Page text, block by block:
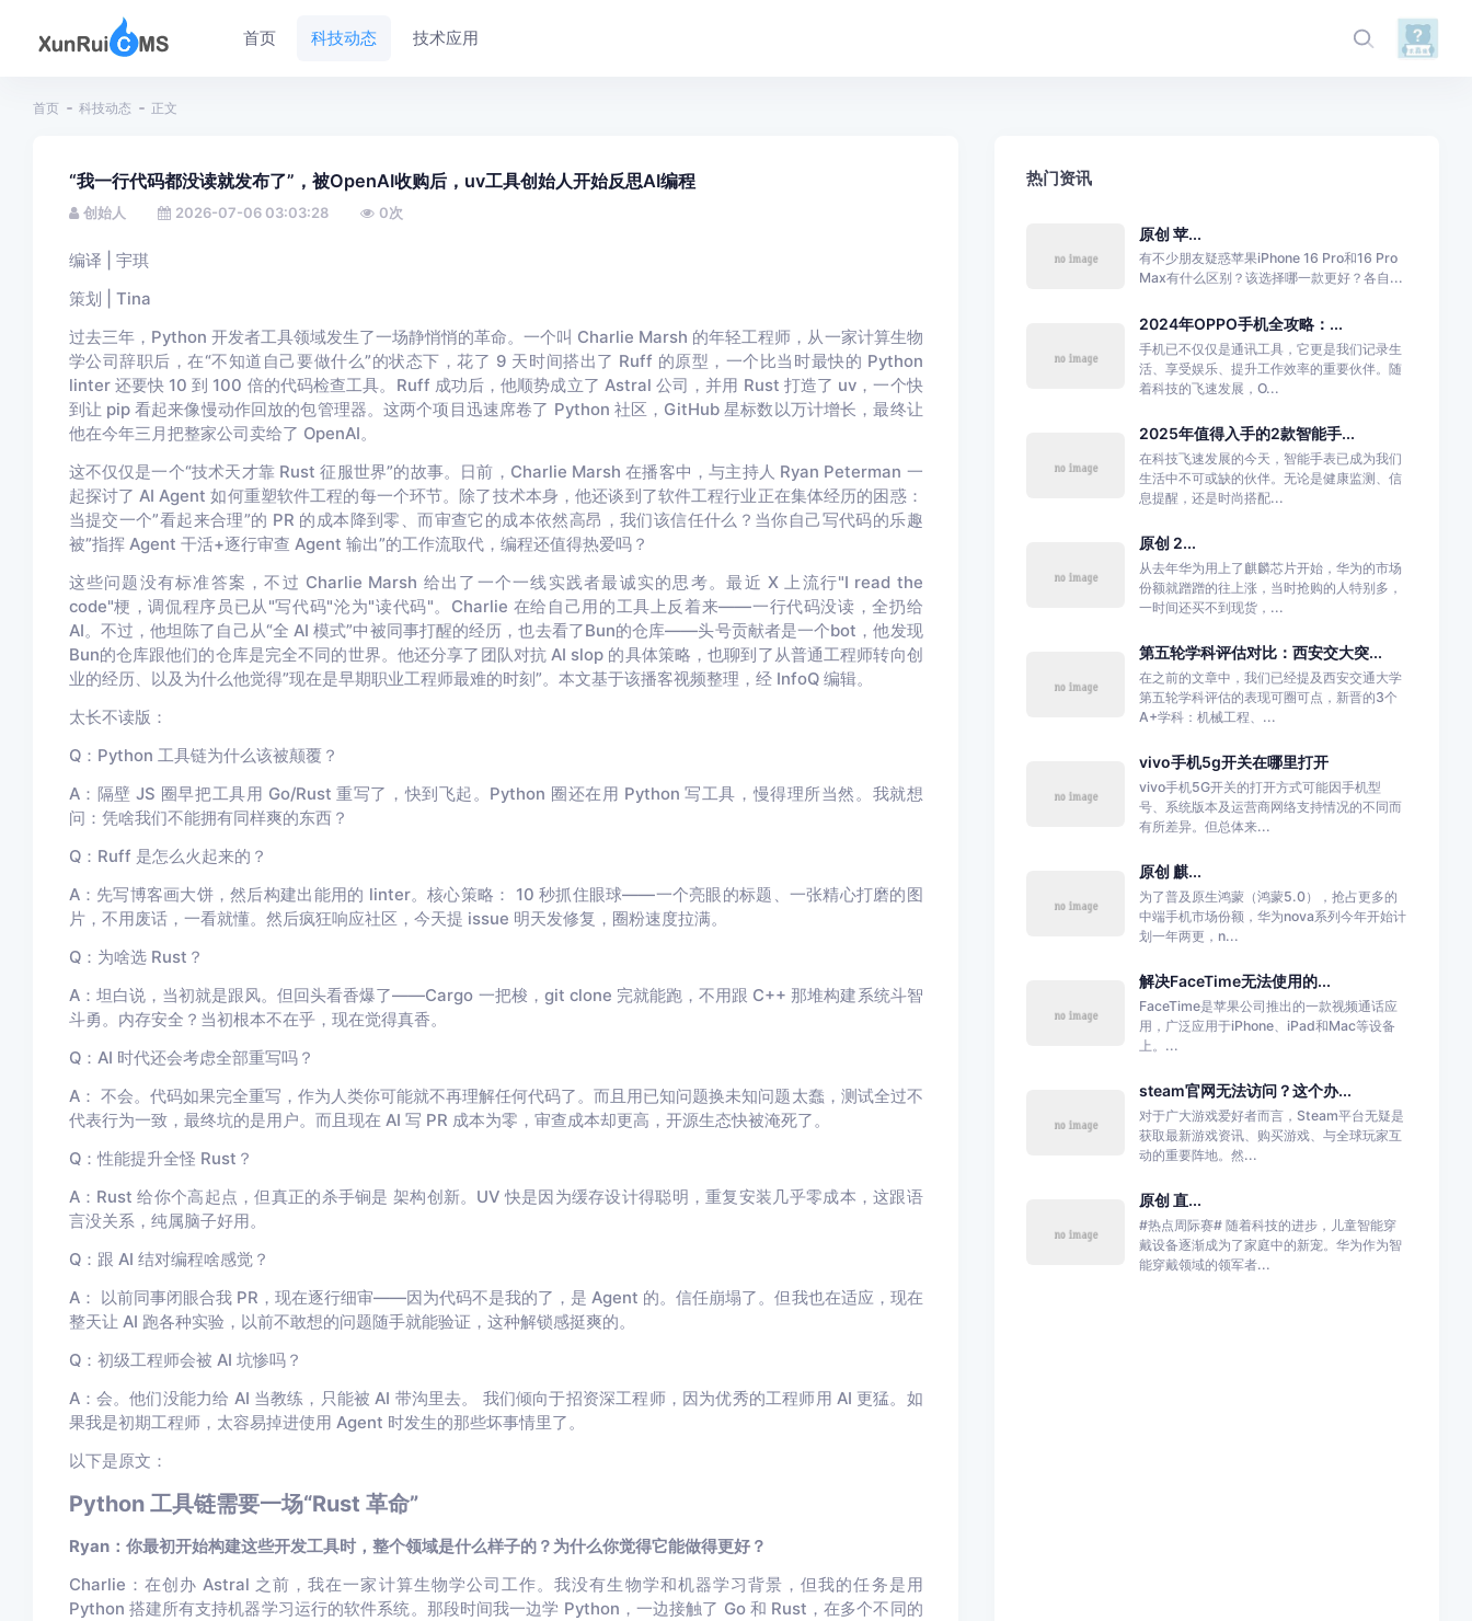
首页 科技动态 技术应用
首页 科技动态 正文
“我一行代码都没读就发布了”，被OpenAI收购后，uv工具创始人开始反思AI编程
创始人 2026-07-06 03:03:28 0次
编译 | 宇琪
策划 | Tina
过去三年，Python 开发者工具领域发生了一场静悄悄的革命。一个叫 Charlie Marsh 的年轻工程师，从一家计算生物
学公司辞职后，在“不知道自己要做什么”的状态下，花了 9 天时间搭出了 Ruff 的原型，一个比当时最快的 Python
linter 还要快 10 到 100 倍的代码检查工具。Ruff 成功后，他顺势成立了 Astral 公司，并用 Rust 打造了 uv，一个快
到让 pip 看起来像慢动作回放的包管理器。这两个项目迅速席卷了 Python 社区，GitHub 星标数以万计增长，最终让
他在今年三月把整家公司卖给了 OpenAI。
这不仅仅是一个“技术天才靠 Rust 征服世界”的故事。日前，Charlie Marsh 在播客中，与主持人 Ryan Peterman 一
起探讨了 AI Agent 如何重塑软件工程的每一个环节。除了技术本身，他还谈到了软件工程行业正在集体经历的困惑：
当提交一个”看起来合理”的 PR 的成本降到零、而审查它的成本依然高昂，我们该信任什么？当你自己写代码的乐趣
被”指挥 Agent 干活+逐行审查 Agent 输出”的工作流取代，编程还值得热爱吗？
这些问题没有标准答案，不过 Charlie Marsh 给出了一个一线实践者最诚实的思考。最近 X 上流行"I read the
code"梗，调侃程序员已从"写代码"沦为"读代码"。Charlie 在给自己用的工具上反着来——一行代码没读，全扔给
AI。不过，他坦陈了自己从“全 AI 模式”中被同事打醒的经历，也去看了Bun的仓库——头号贡献者是一个bot，他发现
Bun的仓库跟他们的仓库是完全不同的世界。他还分享了团队对抗 AI slop 的具体策略，也聊到了从普通工程师转向创
业的经历、以及为什么他觉得”现在是早期职业工程师最难的时刻”。本文基于该播客视频整理，经 InfoQ 编辑。
太长不读版：
Q：Python 工具链为什么该被颠覆？
A： 隔壁 JS 圈早把工具用 Go/Rust 重写了，快到飞起。Python 圈还在用 Python 写工具，慢得理所当然。我就想
问：凭啥我们不能拥有同样爽的东西？
Q：Ruff 是怎么火起来的？
A： 先写博客画大饼，然后构建出能用的 linter。核心策略： 10 秒抓住眼球——一个亮眼的标题、一张精心打磨的图
片，不用废话，一看就懂。然后疯狂响应社区，今天提 issue 明天发修复，圈粉速度拉满。
Q：为啥选 Rust？
A： 坦白说，当初就是跟风。但回头看香爆了——Cargo 一把梭，git clone 完就能跑，不用跟 C++ 那堆构建系统斗智
斗勇。内存安全？当初根本不在乎，现在觉得真香。
Q：AI 时代还会考虑全部重写吗？
A： 不会。代码如果完全重写，作为人类你可能就不再理解任何代码了。而且用已知问题换未知问题太蠢 ，测试全过不
代表行为一致，最终坑的是用户。 而且现在 AI 写 PR 成本为零，审查成本却更高，开源生态快被淹死了。
Q：性能提升全怪 Rust？
A： Rust 给你个高起点，但真正的杀手锏是 架构创新。UV 快是因为缓存设计得聪明，重复安装几乎零成本，这跟语
言没关系，纯属脑子好用。
Q：跟 AI 结对编程啥感觉？
A：
以前同事闭眼合我 PR，现在逐行细审——因为代码不是我的了，是 Agent 的。信任崩塌了。但我也在适应，现在
整天让 AI 跑各种实验，以前不敢想的问题随手就能验证，这种解锁感挺爽的。
Q：初级工程师会被 AI 坑惨吗？
A： 会。他们没能力给 AI 当教练，只能被 AI 带沟里去。 我们倾向于招资深工程师，因为优秀的工程师用 AI 更猛。 如
果我是初期工程师，太容易掉进使用 Agent 时发生的那些坏事情里了。
以下是原文：
Python 工具链需要一场“Rust 革命”
Ryan：你最初开始构建这些开发工具时，整个领域是什么样子的？为什么你觉得它能做得更好？
Charlie： 在创办 Astral 之前，我在一家计算生物学公司工作。我没有生物学和机器学习背景，但我的任务是用
Python 搭建所有支持机器学习运行的软件系统。那段时间我一边学 Python，一边接触了 Go 和 Rust，在多个不同的
热门资讯
原创 苹...
有不少朋友疑惑苹果iPhone 16 Pro和16 Pro
Max有什么区别？该选择哪一款更好？各自...
2024年OPPO手机全攻略：...
手机已不仅仅是通讯工具，它更是我们记录生
活、享受娱乐、提升工作效率的重要伙伴。随
着科技的飞速发展，O...
2025年值得入手的2款智能手...
在科技飞速发展的今天，智能手表已成为我们
生活中不可或缺的伙伴。无论是健康监测、信
息提醒，还是时尚搭配...
原创 2...
从去年华为用上了麒麟芯片开始，华为的市场
份额就蹭蹭的往上涨，当时抢购的人特别多，
一时间还买不到现货，...
第五轮学科评估对比：西安交大突...
在之前的文章中，我们已经提及西安交通大学
第五轮学科评估的表现可圈可点，新晋的3个
A+学科：机械工程、...
vivo手机5g开关在哪里打开
vivo手机5G开关的打开方式可能因手机型
号、系统版本及运营商网络支持情况的不同而
有所差异。但总体来...
原创 麒...
为了普及原生鸿蒙（鸿蒙5.0），抢占更多的
中端手机市场份额，华为nova系列今年开始计
划一年两更，n...
解决FaceTime无法使用的...
FaceTime是苹果公司推出的一款视频通话应
用，广泛应用于iPhone、iPad和Mac等设备
上。...
steam官网无法访问？这个办...
对于广大游戏爱好者而言，Steam平台无疑是
获取最新游戏资讯、购买游戏、与全球玩家互
动的重要阵地。然...
原创 直...
#热点周际赛# 随着科技的进步，儿童智能穿
戴设备逐渐成为了家庭中的新宠。华为作为智
能穿戴领域的领军者...